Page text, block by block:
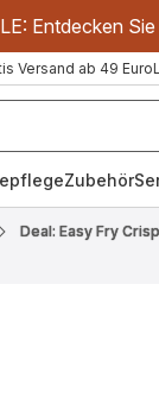
Entdecken
Versand ab 49 Euro
Zubehör
Deal: Easy Fry